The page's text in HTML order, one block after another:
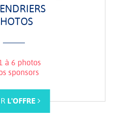
à 6 photos
sponsors
L'OFFRE